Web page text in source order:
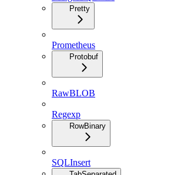
Pretty
Prometheus
Protobuf
RawBLOB
Regexp
RowBinary
SQLInsert